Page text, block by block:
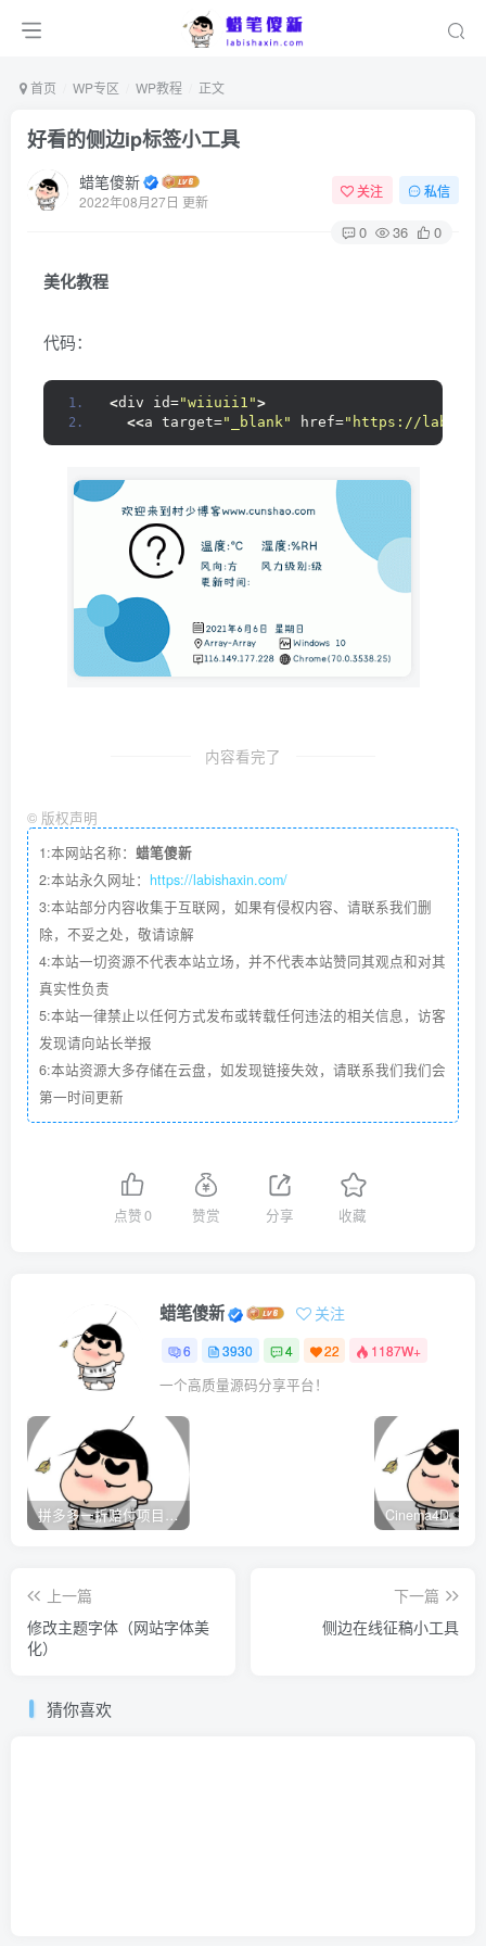
首页 WP专区 WP教程 正文
好看的侧边ip标签小工具
蜡笔傻新
2022年08月27日 更新
关注 私信
0 36 0
美化教程
代码：
<div id="wiiuii1">
<<a target="_blank" href="https://
内容看完了
© 版权声明
1:本网站名称： 蜡笔傻新
2:本站永久网址： https://labishaxin.com/
3:本站部分内容收集于互联网，如果有侵权内容、请联系我们删
除，不妥之处，敬请谅解
4:本站一切资源不代表本站立场，并不代表本站赞同其观点和对其
真实性负责
5:本站一律禁止以任何方式发布或转载任何违法的相关信息，访客
发现请向站长举报
6:本站资源大多存储在云盘，如发现链接失效，请联系我们我们会
第一时间更新
点赞0 赞赏 分享 收藏
蜡笔傻新 关注
6 3930 4 22 1187W+
一个高质量源码分享平台！
拼多多一折赔付项目是怎么操作的？
上一篇
修改主题字体（网站字体美
化）
下一篇
侧边在线征稿小工具
猜你喜欢